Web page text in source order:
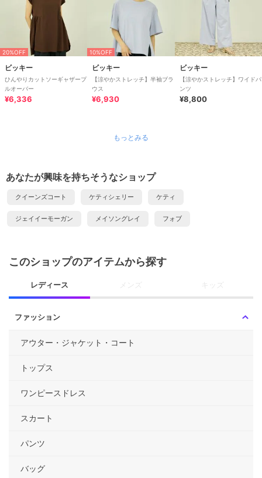
20%OFF
ビッキー
ひんやりカットソーギャザープ
ルオーバー
¥6,336
10%OFF
ビッキー
【涼やかストレッチ】半袖ブラ
ウス
¥6,930
ビッキー
【涼やかストレッチ】ワイドパ
ンツ
¥8,800
もっとみる
あなたが興味を持ちそうなショップ
クイーンズコート ケティシェリー ケティ
ジェイイーモーガン メイソングレイ フォブ
このショップのアイテムから探す
レディース メンズ キッズ
ファッション
アウター・ジャケット・コート
トップス
ワンピースドレス
スカート
パンツ
バッグ